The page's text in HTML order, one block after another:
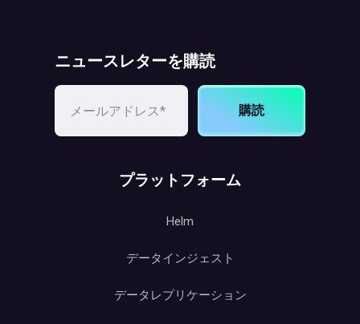
ニュースレターを購読
購読
プラットフォーム
Helm
データインジェスト
データレプリケーション